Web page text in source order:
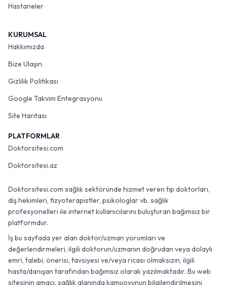
Hastaneler
KURUMSAL
Hakkımızda
Bize Ulaşın
Gizlilik Politikası
Google Takvim Entegrasyonu
Site Haritası
PLATFORMLAR
Doktorsitesi.com
Doktorsitesi.az
Doktorsitesi.com sağlık sektöründe hizmet veren tıp doktorları,
diş hekimleri, fizyoterapistler, psikologlar vb. sağlık
profesyonelleri ile internet kullanıcılarını buluşturan bağımsız bir
platformdur.
İş bu sayfada yer alan doktor/uzman yorumları ve
değerlendirmeleri, ilgili doktorun/uzmanın doğrudan veya dolaylı
emri, talebi, önerisi, tavsiyesi ve/veya ricası olmaksızın, ilgili
hasta/danışan tarafından bağımsız olarak yazılmaktadır. Bu web
sitesinin amacı, sağlık alanında kamuoyunun bilgilendirilmesini